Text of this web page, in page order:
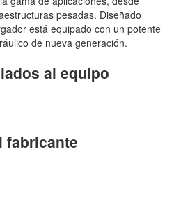
pesadas. Diseñado
está equipado con un potente
de nueva generación.
al equipo
fabricante